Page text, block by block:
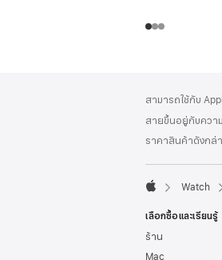
ท้าย
กระดาษ
เชิงอรรถ
สามารถใช้กับ
สายขึ้นอยู่กับควา
ราคาสินค้าดังกล่
Watch
เลือกซื้อและเรียนรู้
ร้าน
Mac